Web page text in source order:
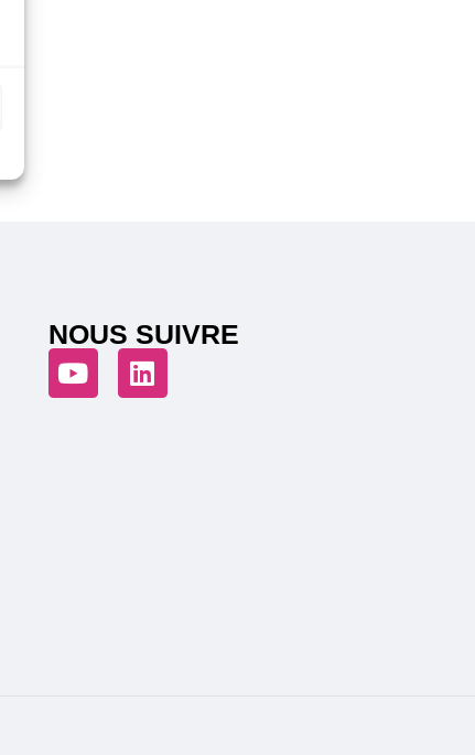
NOUS SUIVRE